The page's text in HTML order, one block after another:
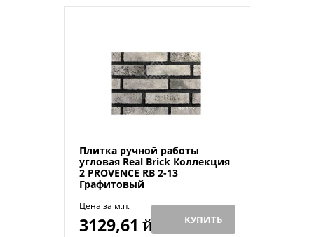
Плитка ручной работы
угловая Real Brick Коллекция
2 PROVENCE RB 2-13
Графитовый
Цена за м.п.
3129,61 Й КУПИТЬ